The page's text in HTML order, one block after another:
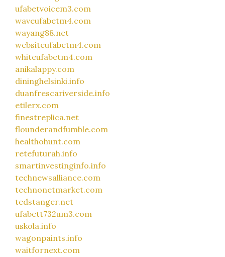
ufabetvoicem3.com
waveufabetm4.com
wayang88.net
websiteufabetm4.com
whiteufabetm4.com
anikalappy.com
dininghelsinki.info
duanfrescariverside.info
etilerx.com
finestreplica.net
flounderandfumble.com
healthohunt.com
retefuturah.info
smartinvestinginfo.info
technewsalliance.com
technonetmarket.com
tedstanger.net
ufabett732um3.com
uskola.info
wagonpaints.info
waitfornext.com